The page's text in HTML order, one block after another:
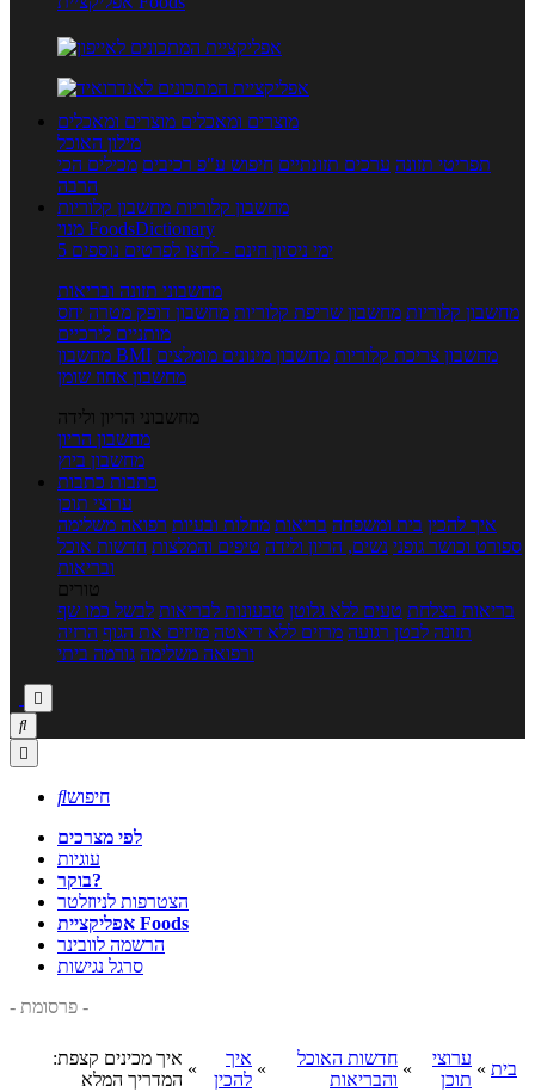
מוצרים ומאכלים מוצרים ומאכלים
מילון האוכל
תפריטי תזונה ערכים תזונתיים חיפוש ע"פ רכיבים מכילים הכי
הרבה
מחשבון קלוריות מחשבון קלוריות
מנוי FoodsDictionary
5 ימי ניסיון חינם - לחצו לפרטים נוספים
מחשבוני תזונה ובריאות
מחשבון קלוריות מחשבון שריפת קלוריות מחשבון דופק מטרה יחס
מותניים לירכיים
מחשבון BMI
מחשבון צריכת קלוריות מחשבון מינונים מומלצים
מחשבון אחוז שומן
מחשבוני הריון ולידה
מחשבון הריון
מחשבון ביוץ
כתבות כתבות
ערוצי תוכן
איך להכין בית ומשפחה בריאות מחלות ובעיות רפואה משלימה
ספורט וכושר גופני נשים, הריון ולידה טיפים והמלצות חדשות אוכל
ובריאות
טורים
בריאות בצלחת טעים ללא גלוטן טבעונות לבריאות לבשל כמו שף
תזונה לבטן רגועה מרזים ללא דיאטה מזיזים את הגוף הרזיה
ורפואה משלימה גורמה ביתי



חיפוש
לפי מצרכים
עוגיות
בוקר?
הצטרפות לניוזלטר
אפליקציית Foods
הרשמה לוובינר
סרגל נגישות
- פרסומת -
בית »
ערוצי
תוכן
»
חדשות האוכל
והבריאות
»
איך
להכין
»
איך מכינים קצפת:
המדריך המלא